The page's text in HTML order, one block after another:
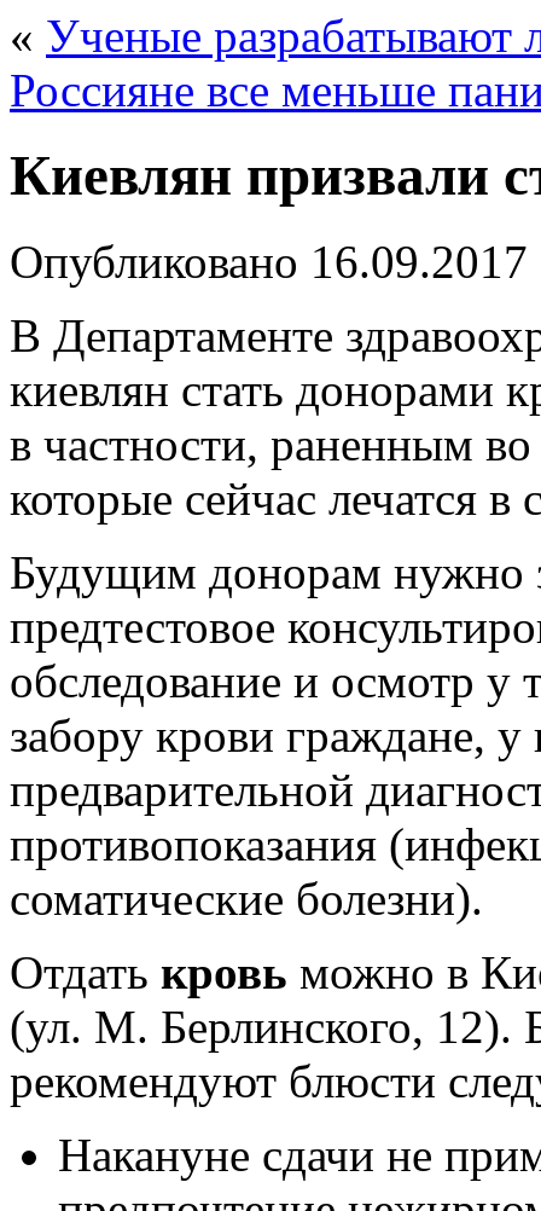
« Ученые разрабатывают
Россияне все меньше
Киевлян призвали
Опубликовано 16.09.2017
В Департаменте
киевлян стать донорами
в частности, раненным
которые сейчас лечатся
Будущим донорам нужно
предтестовое
обследование и осмотр у
забору крови граждане, у
предварительной
противопоказания
соматические болезни).
Отдать кровь можно в
(ул. М. Берлинского,
рекомендуют блюсти
Накануне сдачи не